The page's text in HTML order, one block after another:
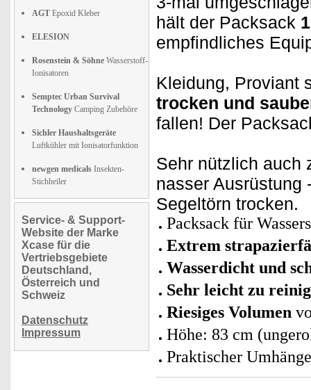
AGT Epoxid Kleber
ELESION
Rosenstein & Söhne Wasserstoff-
Ionisatoren
Semptec Urban Survival
Technology Camping Zubehöre
Sichler Haushaltsgeräte
Luftkühler mit Ionisatorfunktion
newgen medicals Insekten-
Stichheiler
Service- & Support-
Website der Marke
Xcase für die
Vertriebsgebiete
Deutschland,
Österreich und
Schweiz
Datenschutz
Impressum
hält der Packsack
empfindliches
Kleidung, Proviant
trocken und
fallen! Der
Sehr nützlich auch
nasser Ausrüstung
Segeltörn trocken.
Packsack für
Extrem
Wasserdicht und
Sehr leicht zu
Riesiges Volumen
Höhe: 83 cm
Praktischer